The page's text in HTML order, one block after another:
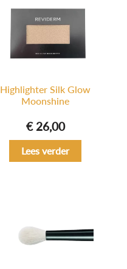
Highlighter Silk Glow
Moonshine
€26,00
Lees verder